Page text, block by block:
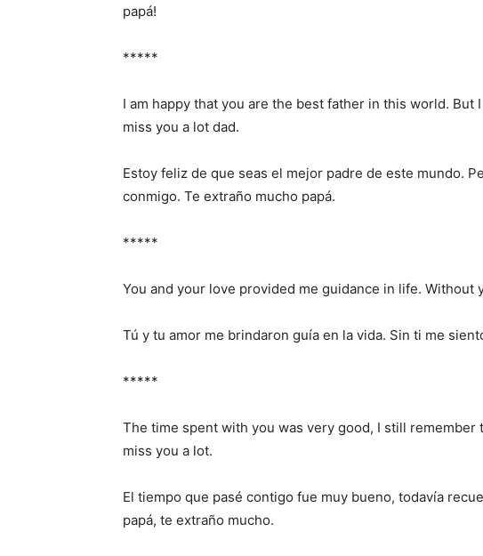
papá!
*****
I am happy that you are the best father in this world. But
miss you a lot dad.
Estoy feliz de que seas el mejor padre de este mundo.
conmigo. Te extraño mucho papá.
*****
You and your love provided me guidance in life. Without
Tú y tu amor me brindaron guía en la vida. Sin ti me
*****
The time spent with you was very good, I still remember
miss you a lot.
El tiempo que pasé contigo fue muy bueno, todavía
papá, te extraño mucho.